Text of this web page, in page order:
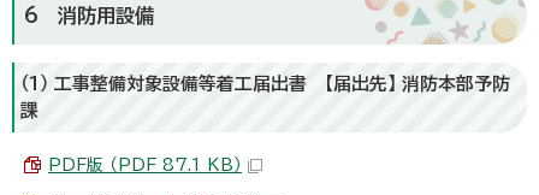
6 消防用設備
（1） 工事整備対象設備等着工届出書 【届出先】 消防本部予防
課
PDF版 （PDF 87.1 KB）